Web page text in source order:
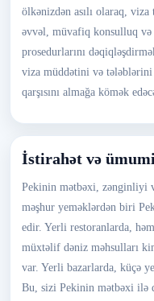
ölkənizdən asılı olaraq,
əvvəl, müvafiq konsulluq
prosedurlarını
viza müddətini və
qarşısını almağa kömək
İstirahət və
Pekinin mətbəxi, zənginliyi
məşhur yeməklərdən biri
edir. Yerli restoranlarda,
müxtəlif dəniz məhsulları
var. Yerli bazarlarda, küçə
Bu, sizi Pekinin mətbəxi ilə